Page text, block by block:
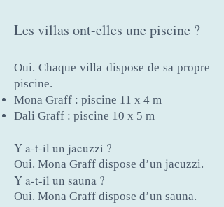
Les villas ont-elles une piscine ?
Oui. Chaque villa dispose de sa propre
piscine.
Mona Graff : piscine 11 x 4 m
Dali Graff : piscine 10 x 5 m
Y a-t-il un jacuzzi ?
Oui. Mona Graff dispose d’un jacuzzi.
Y a-t-il un sauna ?
Oui. Mona Graff dispose d’un sauna.